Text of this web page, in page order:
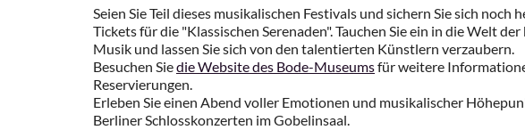
Seien Sie Teil dieses musikalischen Festivals und sichern Sie sich noch
Tickets für die "Klassischen Serenaden". Tauchen Sie ein in die Welt der
Musik und lassen Sie sich von den talentierten Künstlern verzaubern.
Besuchen Siedie Website des Bode-Museumsfür weitere
Reservierungen.
Erleben Sie einen Abend voller Emotionen und musikalischer
Berliner Schlosskonzerten im Gobelinsaal.